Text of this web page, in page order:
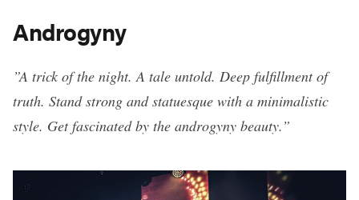
Androgyny
”A trick of the night. A tale untold. Deep fulfillment of
truth. Stand strong and statuesque with a minimalistic
style. Get fascinated by the androgyny beauty.”